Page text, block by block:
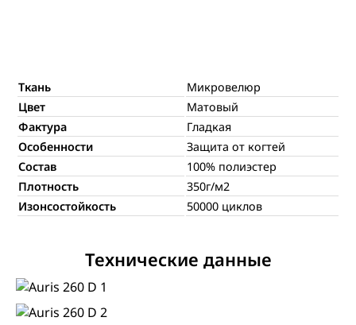
Ткань
Микровелюр
Цвет
Матовый
Фактура
Гладкая
Особенности
Защита от когтей
Состав
100% полиэстер
Плотность
350г/м2
Изонсостойкость
50000 циклов
Технические данные